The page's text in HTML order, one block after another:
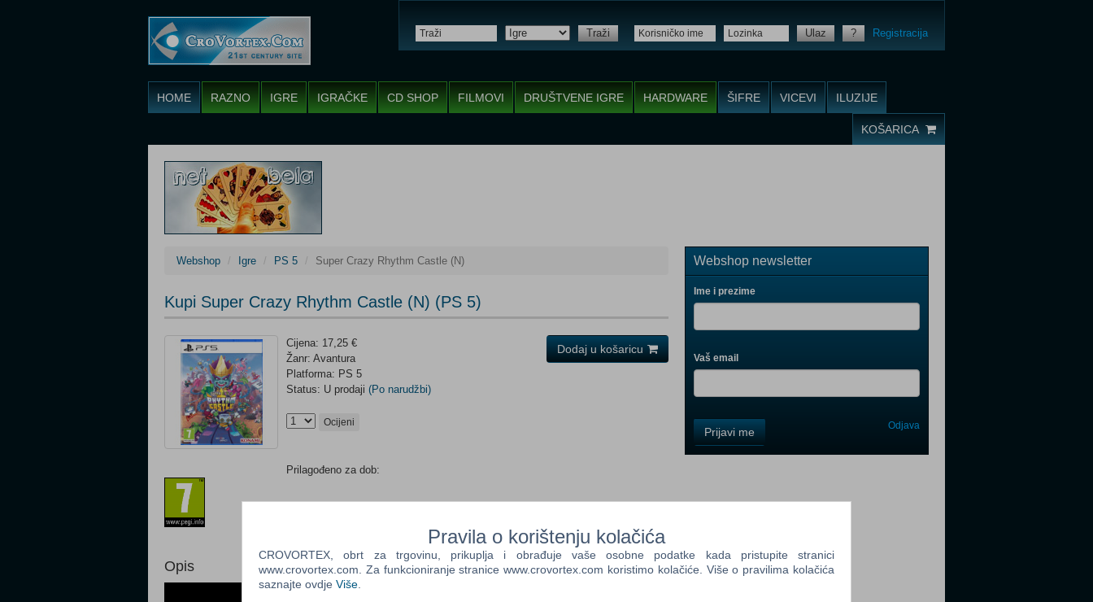
Traži Ulaz ? Registracija
HOME RAZNO IGRE IGRAČKE CD SHOP FILMOVI DRUŠTVENE IGRE HARDWARE ŠIFRE VICEVI ILUZIJE
KOŠARICA
Webshop Igre PS 5 Super Crazy Rhythm Castle (N)
Kupi Super Crazy Rhythm Castle (N) (PS 5)
Cijena: 17,25 €
Žanr: Avantura
Platforma: PS 5
Status: U prodaji (Po narudžbi)
Ocijeni
Prilagođeno za dob:
Opis
Dodaj u košaricu
Webshop newsletter
Ime i prezime
Vaš email
Field
One
Field
Two
Newsletter
Prijavi me Odjava
Pravila o korištenju kolačića
CROVORTEX, obrt za trgovinu, prikuplja i obrađuje vaše osobne podatke kada pristupite stranici
www.crovortex.com. Za funkcioniranje stranice www.crovortex.com koristimo kolačiće. Više o pravilima kolačića
saznajte ovdje Više